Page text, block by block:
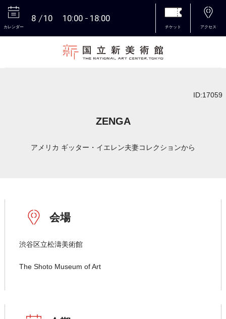
カレンダー
8 10 10:00 18:00
チケット アクセス
ID:17059
ZENGA
アメリカ ギッター・イエレン夫妻コレクションから
会場
渋谷区立松濤美術館
The Shoto Museum of Art